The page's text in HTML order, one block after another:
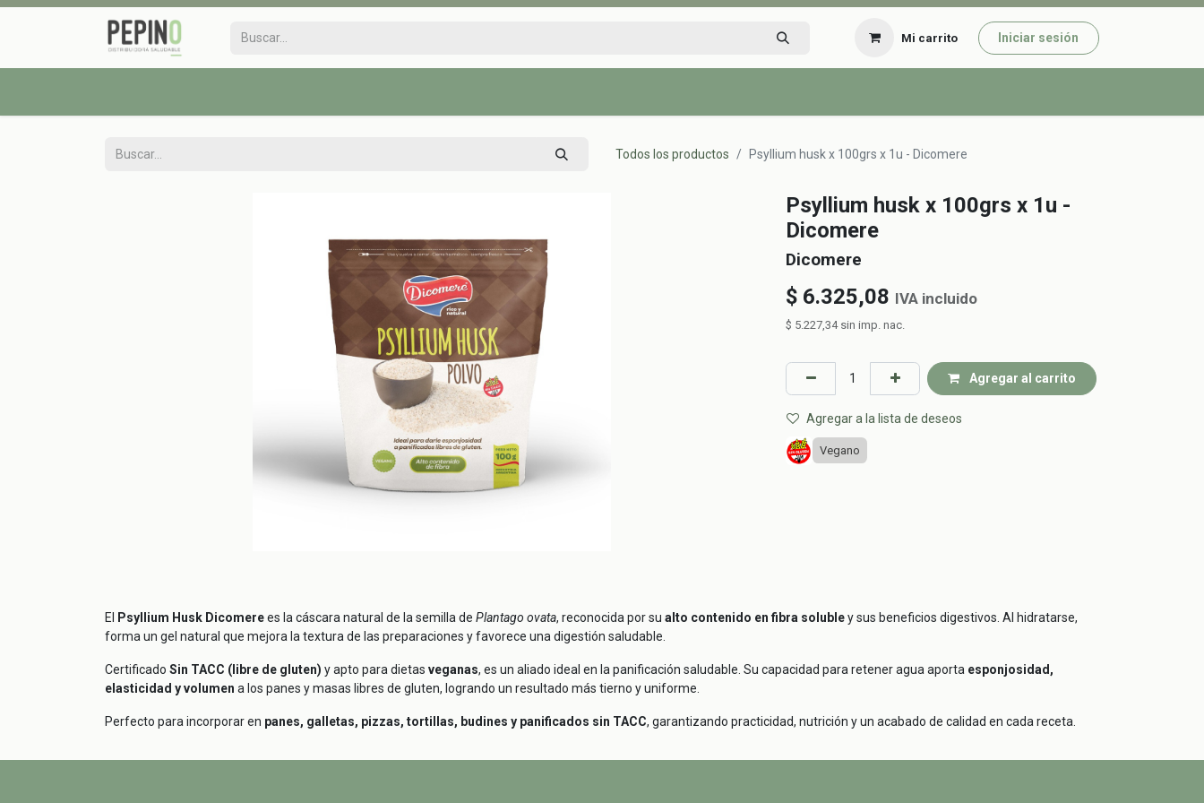
Mi carrito Iniciar sesión
Todos los productos Psyllium husk x 100grs x 1u - Dicomere
Psyllium husk x 100grs x 1u -
Dicomere
Dicomere
$ 6.325,08 IVA incluido
$ 5.227,34 sin imp. nac.
Agregar al carrito
Agregar a la lista de deseos
Vegano
El Psyllium Husk Dicomerees la cáscara natural de la semilla de Plantago ovata, reconocida por su alto contenido en fibra solubley sus beneficios digestivos. Al hidratarse,
forma un gel natural que mejora la textura de las preparaciones y favorece una digestión saludable.
Certificado Sin TACC (libre de gluten) y apto para dietas veganas, es un aliado ideal en la panificación saludable. Su capacidad para retener agua aporta esponjosidad,
elasticidad y volumen a los panes y masas libres de gluten, logrando un resultado más tierno y uniforme.
Perfecto para incorporar en panes, galletas, pizzas, tortillas, budines y panificados sin TACC, garantizando practicidad, nutrición y un acabado de calidad en cada receta.